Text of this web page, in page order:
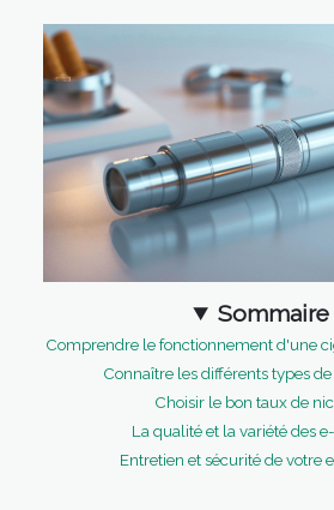
Sommaire
Comprendre le fonctionnement d'une
Connaître les différents types
Choisir le bon taux de
La qualité et la variété des
Entretien et sécurité de votre